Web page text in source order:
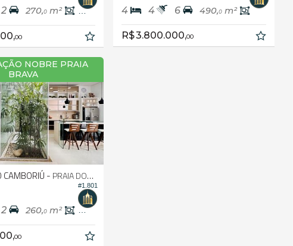
2 270,0m² 189,
00
4 4 6 490,0m²
R$ 3.800.000,00
NOBRE PRAIA
BRAVA
#1.801
- PRAIA DOS AMORES
2 260,0m² 203,
00